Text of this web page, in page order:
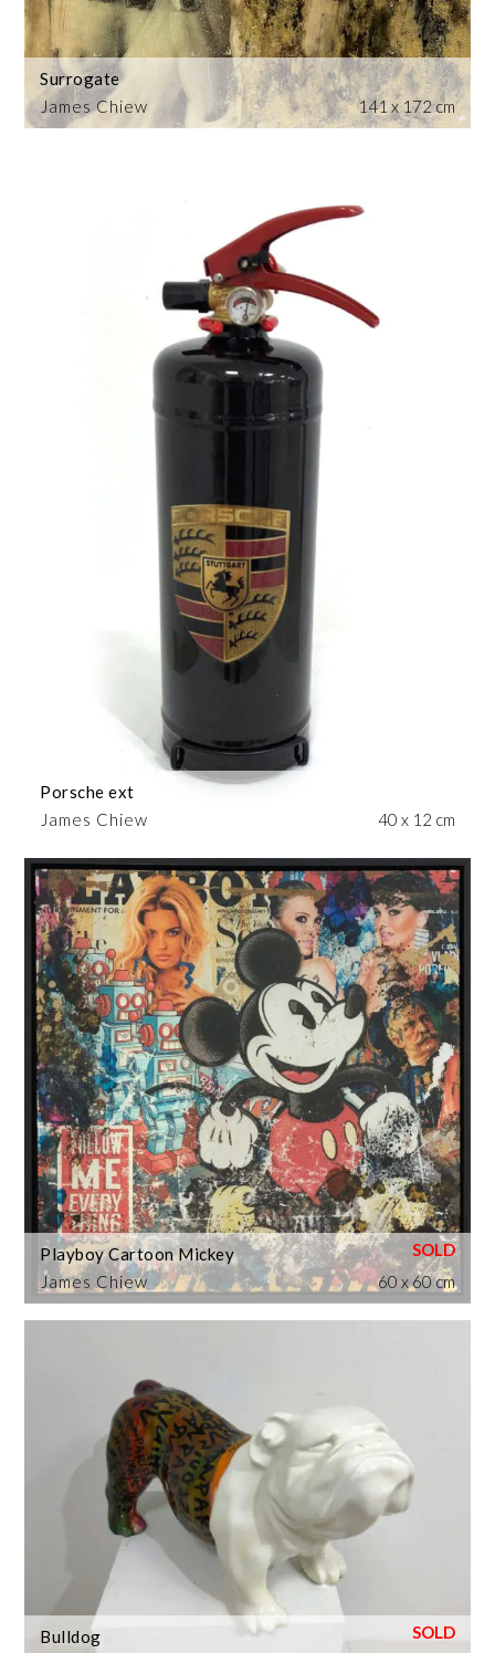
James Chiew
Surrogate
141 x 172 cm
James Chiew
Porsche ext
40 x 12 cm
James Chiew
Playboy Cartoon Mickey
60 x 60 cm
Bulldog